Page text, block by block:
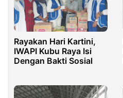
Rayakan Hari Kartini,
IWAPI Kubu Raya Isi
Dengan Bakti Sosial